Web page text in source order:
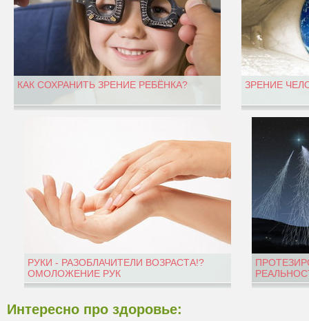
КАК СОХРАНИТЬ ЗРЕНИЕ РЕБЁНКА? ЗРЕНИЕ
РУКИ - РАЗОБЛАЧИТЕЛИ ВОЗРАСТА!?
ОМОЛОЖЕНИЕ РУК
Интересно про здоровье: